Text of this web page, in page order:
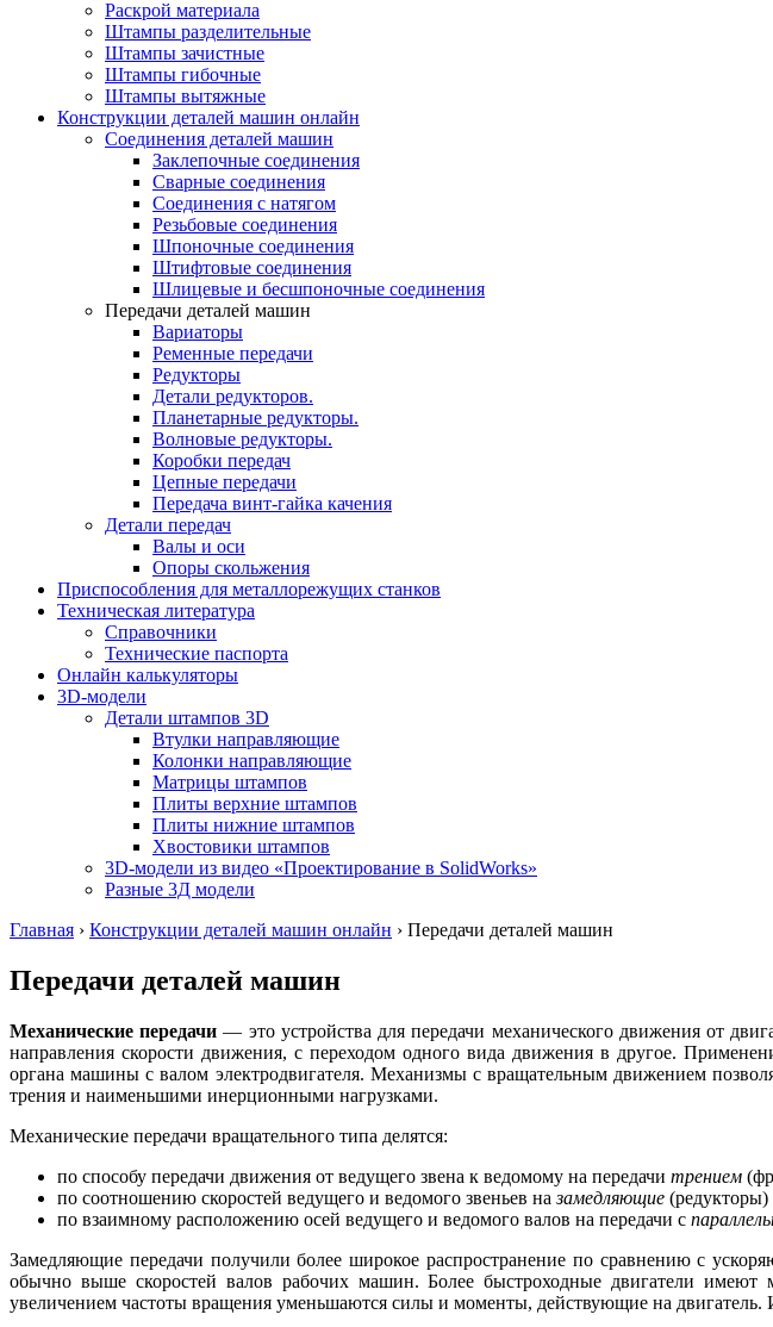
Раскрой материала
Штампы разделительные
Штампы зачистные
Штампы гибочные
Штампы вытяжные
Конструкции деталей машин онлайн
Соединения деталей машин
Заклепочные соединения
Сварные соединения
Соединения с натягом
Резьбовые соединения
Шпоночные соединения
Штифтовые соединения
Шлицевые и бесшпоночные соединения
Передачи деталей машин
Вариаторы
Ременные передачи
Редукторы
Детали редукторов.
Планетарные редукторы.
Волновые редукторы.
Коробки передач
Цепные передачи
Передача винт-гайка качения
Детали передач
Валы и оси
Опоры скольжения
Приспособления для металлорежущих станков
Техническая литература
Справочники
Технические паспорта
Онлайн калькуляторы
3D-модели
Детали штампов 3D
Втулки направляющие
Колонки направляющие
Матрицы штампов
Плиты верхние штампов
Плиты нижние штампов
Хвостовики штампов
3D-модели из видео «Проектирование в SolidWorks»
Разные 3Д модели
Главная › Конструкции деталей машин онлайн › Передачи деталей машин
Передачи деталей машин
Механические передачи— это устройства для передачи механического движения от
направления скорости движения, с переходом одного вида движения в другое.
органа машины с валом электродвигателя. Механизмы с вращательным движением
трения и наименьшими инерционными нагрузками.
Механические передачи вращательного типа делятся:
по способу передачи движения от ведущего звена к ведомому на передачи трением
по соотношению скоростей ведущего и ведомого звеньев назамедляющие (редукторы)
по взаимному расположению осей ведущего и ведомого валов на передачи с
Замедляющие передачи получили более широкое распространение по сравнению с
обычно выше скоростей валов рабочих машин. Более быстроходные двигатели
увеличением частоты вращения уменьшаются силы и моменты, действующие на двигатель.